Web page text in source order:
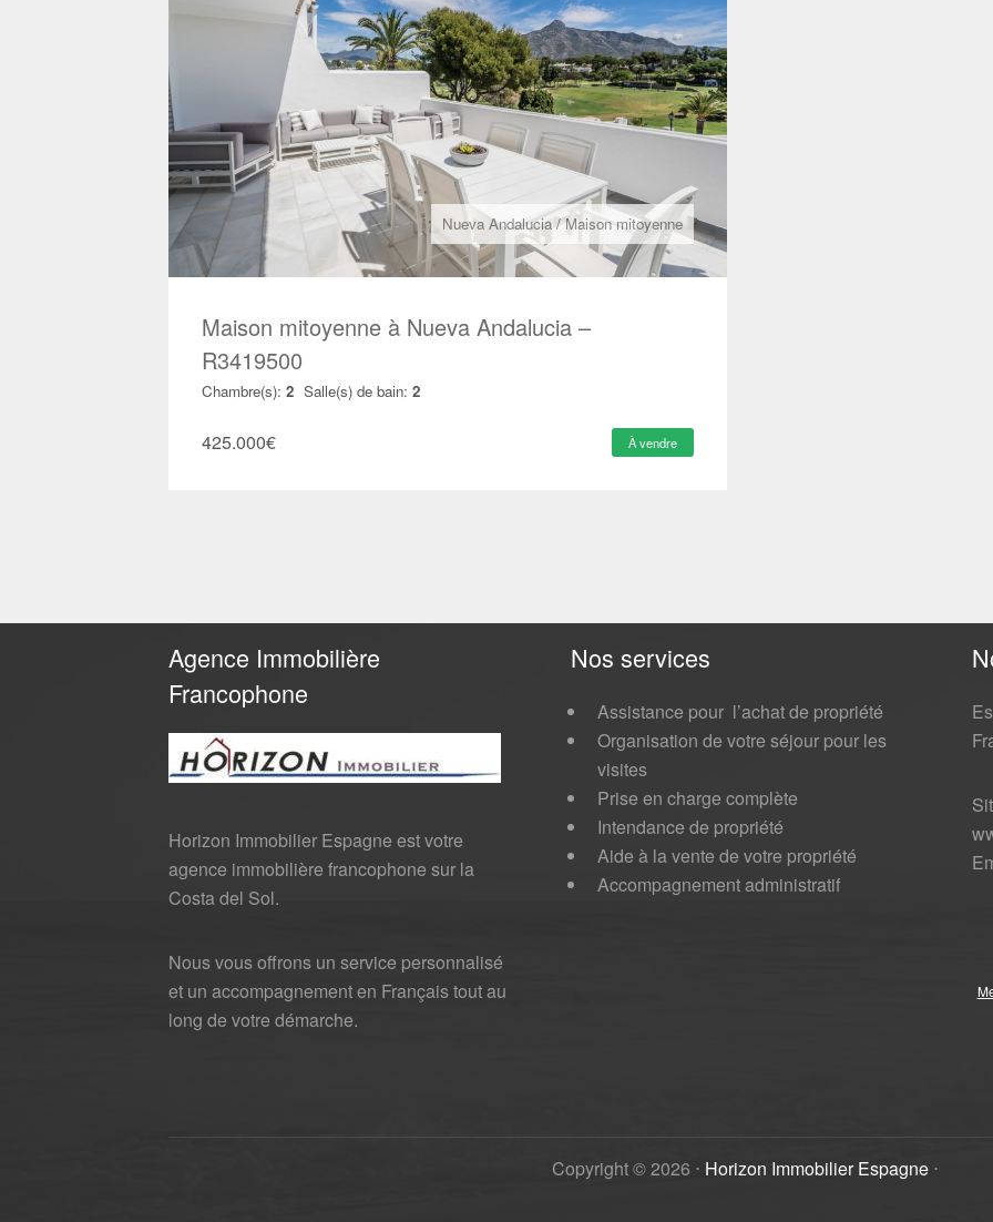
Nueva Andalucia/Maison mitoyenne
Maison mitoyenne à Nueva Andalucia –
R3419500
Chambre(s): 2 Salle(s) de bain: 2
425.000€ À vendre
Agence Immobilière
Francophone
Horizon Immobilier Espagne est votre
agence immobilière francophone sur la
Costa del Sol.
Nous vous offrons un service personnalisé
et un accompagnement en Français tout au
long de votre démarche.
Nos services
Assistance pour l’achat de propriété
Organisation de votre séjour pour les
visites
Prise en charge complète
Intendance de propriété
Aide à la vente de votre propriété
Accompagnement administratif
Copyright ©2026 ⋅ Horizon Immobilier Espagne⋅